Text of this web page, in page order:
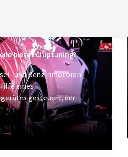
bietet Chiptuning?
und Benzinmotoren
eines
gesteuert, der